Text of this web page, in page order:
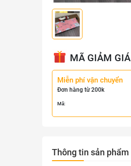
MÃ GIẢM GIÁ
Miễn phí vận chuyển
Đơn hàng từ 200k
Mã:
Thông tin sản phẩm